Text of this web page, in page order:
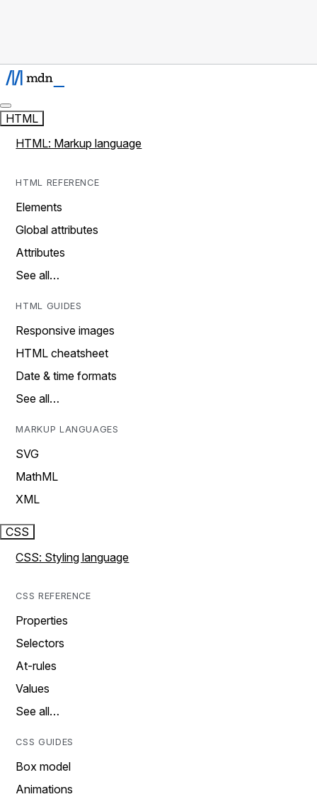
HTML
HTML: Markup language
HTML REFERENCE
Elements
Global attributes
Attributes
See all…
HTML GUIDES
Responsive images
HTML cheatsheet
Date & time formats
See all…
MARKUP LANGUAGES
SVG
MathML
XML
CSS
CSS: Styling language
CSS REFERENCE
Properties
Selectors
At-rules
Values
See all…
CSS GUIDES
Box model
Animations